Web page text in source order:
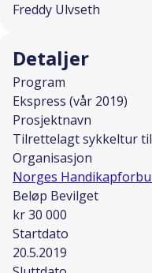
Freddy Ulvseth
Detaljer
Program
Ekspress (vår 2019)
Prosjektnavn
Tilrettelagt sykkeltur
Organisasjon
Norges
Beløp Bevilget
kr 30 000
Startdato
20.5.2019